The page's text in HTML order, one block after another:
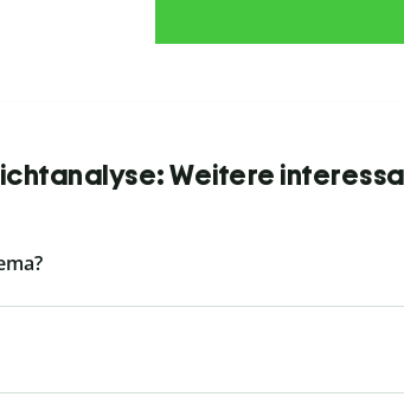
Weitere